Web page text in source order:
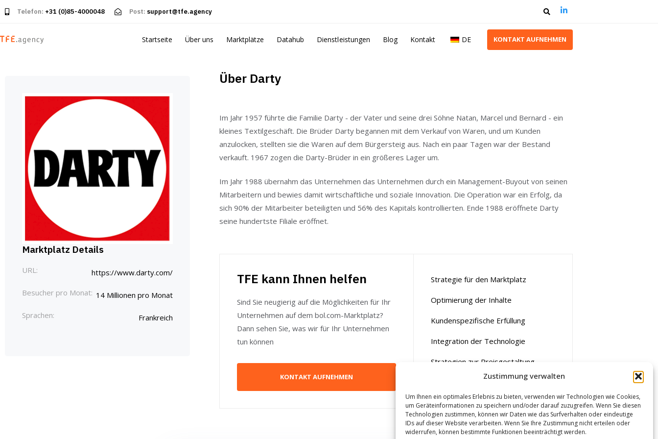
Zustimmung verwalten
Um Ihnen ein optimales Erlebnis zu bieten, verwenden wir Technologien wie Cookies,
um Geräteinformationen zu speichern und/oder darauf zuzugreifen. Wenn Sie diesen
Technologien zustimmen, können wir Daten wie das Surfverhalten oder eindeutige
IDs auf dieser Website verarbeiten. Wenn Sie Ihre Zustimmung nicht erteilen oder
widerrufen, können bestimmte Funktionen beeinträchtigt werden.
Telefon: +31 (0)85-4000048 Post: support@tfe.agency
Startseite Über uns Marktplätze Datahub Dienstleistungen Blog Kontakt DE KONTAKT AUFNEHMEN
Marktplatz Details
URL: https://www.darty.com/
Besucher pro Monat: 14 Millionen pro Monat
Sprachen: Frankreich
Über Darty
Im Jahr 1957 führte die Familie Darty - der Vater und seine drei Söhne Natan, Marcel und Bernard - ein
kleines Textilgeschäft. Die Brüder Darty begannen mit dem Verkauf von Waren, und um Kunden
anzulocken, stellten sie die Waren auf dem Bürgersteig aus. Nach ein paar Tagen war der Bestand
verkauft. 1967 zogen die Darty-Brüder in ein größeres Lager um.
Im Jahr 1988 übernahm das Unternehmen das Unternehmen durch ein Management-Buyout von seinen
Mitarbeitern und bewies damit wirtschaftliche und soziale Innovation. Die Operation war ein Erfolg, da
sich 90% der Mitarbeiter beteiligten und 56% des Kapitals kontrollierten. Ende 1988 eröffnete Darty
seine hundertste Filiale eröffnet.
TFE kann Ihnen helfen
Sind Sie neugierig auf die Möglichkeiten für Ihr
Unternehmen auf dem bol.com-Marktplatz?
Dann sehen Sie, was wir für Ihr Unternehmen
tun können
KONTAKT AUFNEHMEN
Strategie für den Marktplatz
Optimierung der Inhalte
Kundenspezifische Erfüllung
Integration der Technologie
Strategien zur Preisgestaltung